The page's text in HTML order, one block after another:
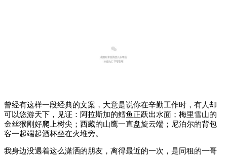
1
曾经有这样一段经典的文案，大意是说你在辛勤工作时，有人却
可以悠游天下，见证： 阿拉斯加的鳕鱼正跃出水面； 梅里雪山的
金丝猴刚好爬上树尖； 西藏的山鹰一直盘旋云端； 尼泊尔的背包
客一起端起酒杯坐在火堆旁。
我身边没遇着这么潇洒的朋友，离得最近的一次，是同租的一哥